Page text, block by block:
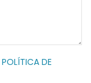
POLÍTICA DE